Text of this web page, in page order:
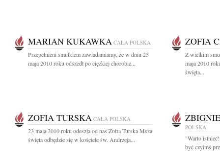
MARIAN KUKAWKA CAŁA POLSKA
Przepełnieni smutkiem zawiadamiamy, że w dniu 25
maja 2010 roku odszedł po ciężkiej chorobie...
ZOFIA
Z wielkim
maja 2010
święta...
ZOFIA TURSKA CAŁA POLSKA
23 maja 2010 roku odeszła od nas Zofia Turska Msza
święta odbędzie się w kościele św. Andrzeja...
POLSKA
"Warto
być czyimś